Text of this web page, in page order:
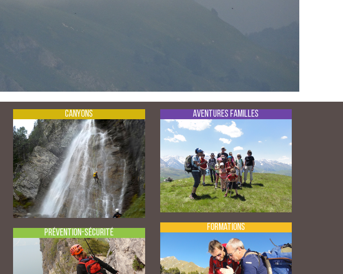
Canyons
Prévention-Sécurité
Aventures Familles
Formations